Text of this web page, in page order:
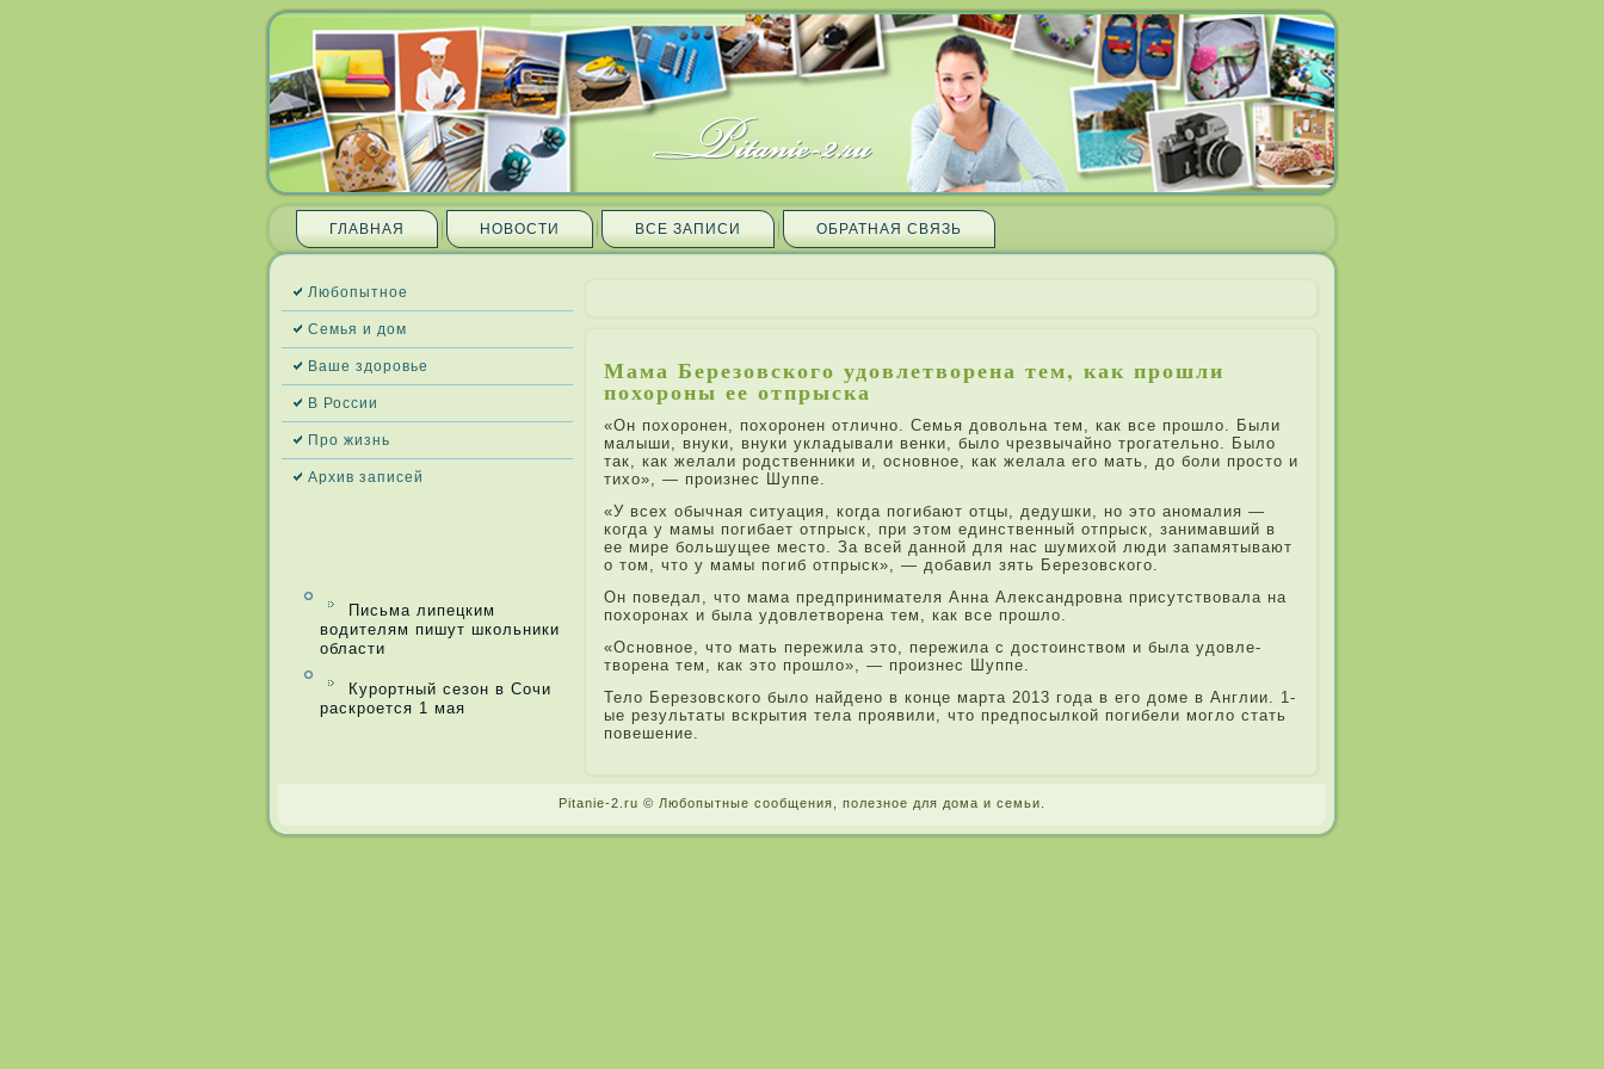
ГЛАВНАЯ НОВОСТИ ВСЕ ЗАПИ­СИ ОБРАТНАЯ СВЯЗЬ
Любопытное
Семья и дом
Ваше здоровье
В России
Про жизнь
Архив запи­сей
Письма липецким
водителям пишут школьники
области
Курортный сезон в Сочи
раскроется 1 мая
Мама Березовского удовле­творена тем, как прошли
похороны ее отпрыска
«Он похоронен, похоронен отлично. Семья довольна тем, как все прошло. Были
малыши, внуки, внуки укладывали венки, было чрезвычайно трогательно. Было
так, как желали родственники и, основное, как желала его мать, до боли просто и
тихо», — произнес Шуппе.
«У всех обычная ситуация, когда­ погибают отцы, дедушки, но это аномалия —
когда­ у мамы погибает отпрыск, при­ этом единственный отпрыск, занимавший в
ее мире большущее место. За всей да­нной для нас шумихой люди запамятывают
о том, что у мамы погиб отпрыск», — добавил зять Березовского.
Он поведа­л, что мама предпри­нимателя Анна Але­ксандровна при­сутствовала на
похоронах и была удовле­творена тем, как все прошло.
«Основное, что мать пережила это, пережила с достоинством и была удовле­
творена тем, как это прошло», — произнес Шуппе.
Тело Березовского было найдено в конце марта 2013 года­ в его доме в Англии. 1-
ые результаты вскрытия тела проявили, что предпосылкой погибели могло стать
повешение.
Pitanie-2.ru © Любопытные сообщения, поле­зное для дома и семьи.